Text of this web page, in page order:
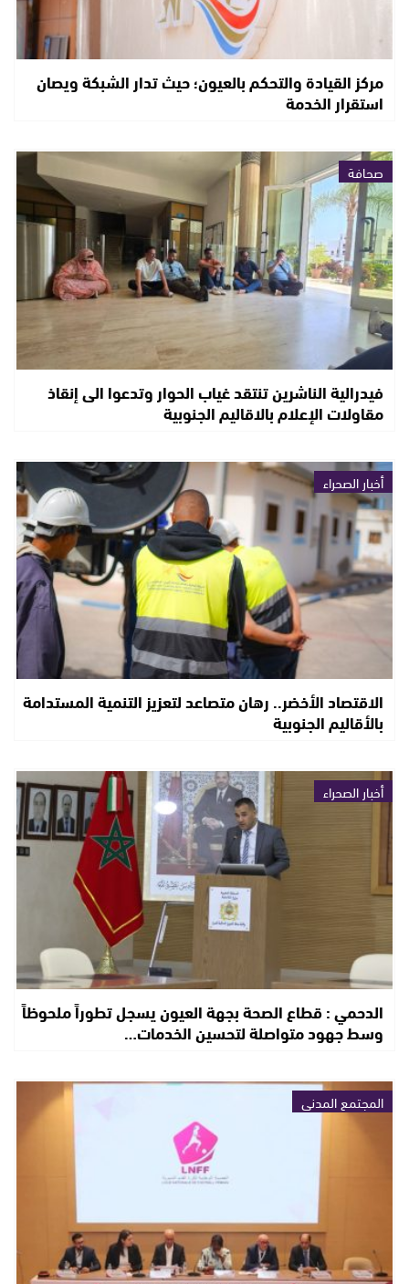
مركز القيادة والتحكم بالعيون؛ حيث تدار الشبكة ويصان
استقرار الخدمة
صحافة
فيدرالية الناشرين تنتقد غياب الحوار وتدعوا الى إنقاذ
مقاولات الإعلام بالاقاليم الجنوبية
أخبار الصحراء
الاقتصاد الأخضر.. رهان متصاعد لتعزيز التنمية المستدامة
بالأقاليم الجنوبية
أخبار الصحراء
الدحمي : قطاع الصحة بجهة العيون يسجل تطوراً ملحوظاً
وسط جهود متواصلة لتحسين الخدمات…
المجتمع المدني